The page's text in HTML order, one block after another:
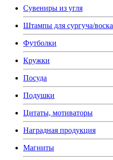
Сувениры из угля
Штампы для сургуча/воска
Футболки
Кружки
Посуда
Подушки
Цитаты, мотиваторы
Наградная продукция
Магниты